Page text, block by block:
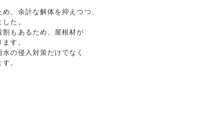
、余計な解体を抑えつつ、
た。
もあるため、屋根材が
す。
の侵入対策だけでなく
。